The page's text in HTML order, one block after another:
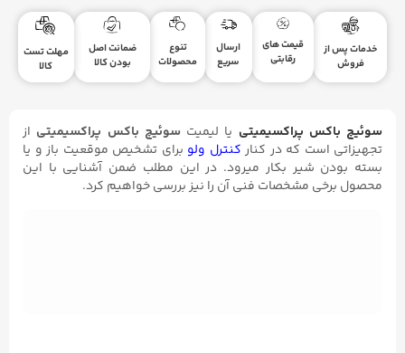
خدمات پس از
فروش
قیمت های
رقابتی
ارسال
سریع
تنوع
محصولات
ضمانت اصل
بودن کالا
مهلت تست
کالا
سوئیچ باکس پراکسیمیتی یا لیمیت سوئیچ باکس پراکسیمیتی از
تجهیزاتی است که در کنار کنترل ولو برای تشخیص موقعیت باز و یا
بسته بودن شیر بکار میرود. در این مطلب ضمن آشنایی با این
محصول برخی مشخصات فنی آن را نیز بررسی خواهیم کرد.